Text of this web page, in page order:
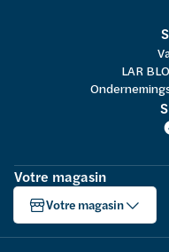
LAR
Votre magasin
Votre magasin